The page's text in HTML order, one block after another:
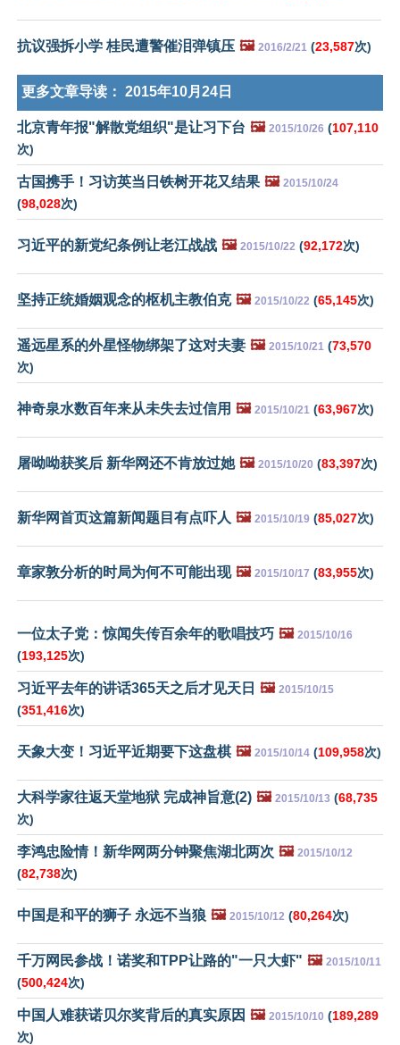
抗议强拆小学 桂民遭警催泪弹镇压 🖼️ 2016/2/21 (23,587次)
更多文章导读： 2015年10月24日
北京青年报"解散党组织"是让习下台 🖼️ 2015/10/26 (107,110
次)
古国携手！习访英当日铁树开花又结果 🖼️ 2015/10/24
(98,028次)
习近平的新党纪条例让老江战战 🖼️ 2015/10/22 (92,172次)
坚持正统婚姻观念的枢机主教伯克 🖼️ 2015/10/22 (65,145次)
遥远星系的外星怪物绑架了这对夫妻 🖼️ 2015/10/21 (73,570
次)
神奇泉水数百年来从未失去过信用 🖼️ 2015/10/21 (63,967次)
屠呦呦获奖后 新华网还不肯放过她 🖼️ 2015/10/20 (83,397次)
新华网首页这篇新闻题目有点吓人 🖼️ 2015/10/19 (85,027次)
章家敦分析的时局为何不可能出现 🖼️ 2015/10/17 (83,955次)
一位太子党：惊闻失传百余年的歌唱技巧 🖼️ 2015/10/16
(193,125次)
习近平去年的讲话365天之后才见天日 🖼️ 2015/10/15
(351,416次)
天象大变！习近平近期要下这盘棋 🖼️ 2015/10/14 (109,958次)
大科学家往返天堂地狱 完成神旨意(2) 🖼️ 2015/10/13 (68,735
次)
李鸿忠险情！新华网两分钟聚焦湖北两次 🖼️ 2015/10/12
(82,738次)
中国是和平的狮子 永远不当狼 🖼️ 2015/10/12 (80,264次)
千万网民参战！诺奖和TPP让路的"一只大虾" 🖼️ 2015/10/11
(500,424次)
中国人难获诺贝尔奖背后的真实原因 🖼️ 2015/10/10 (189,289
次)